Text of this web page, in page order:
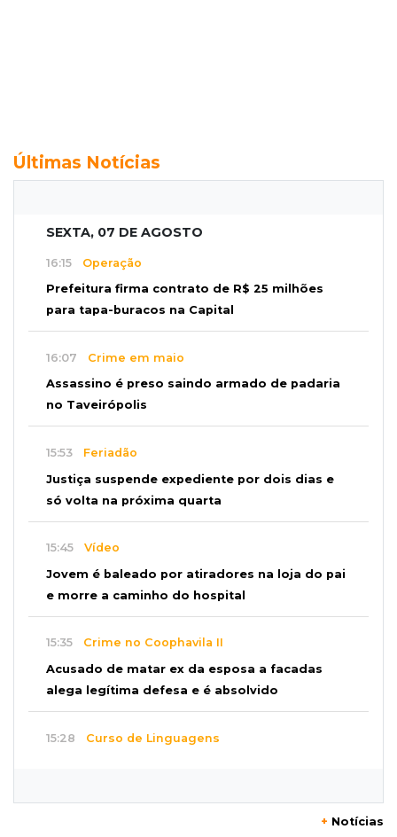
Últimas Notícias
SEXTA, 07 DE AGOSTO
16:15 Operação
Prefeitura firma contrato de R$ 25 milhões
para tapa-buracos na Capital
16:07 Crime em maio
Assassino é preso saindo armado de padaria
no Taveirópolis
15:53 Feriadão
Justiça suspende expediente por dois dias e
só volta na próxima quarta
15:45 Vídeo
Jovem é baleado por atiradores na loja do pai
e morre a caminho do hospital
15:35 Crime no Coophavila II
Acusado de matar ex da esposa a facadas
alega legítima defesa e é absolvido
15:28 Curso de Linguagens
+ Notícias